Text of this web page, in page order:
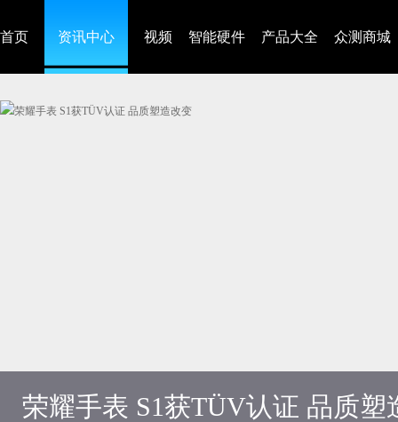
首页 资讯中心 视频 智能硬件 产品大全 众测商城
荣耀手表 S1获TÜV认证 品质塑